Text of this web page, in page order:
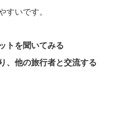
すいです。
トを聞いてみる
、他の旅行者と交流する